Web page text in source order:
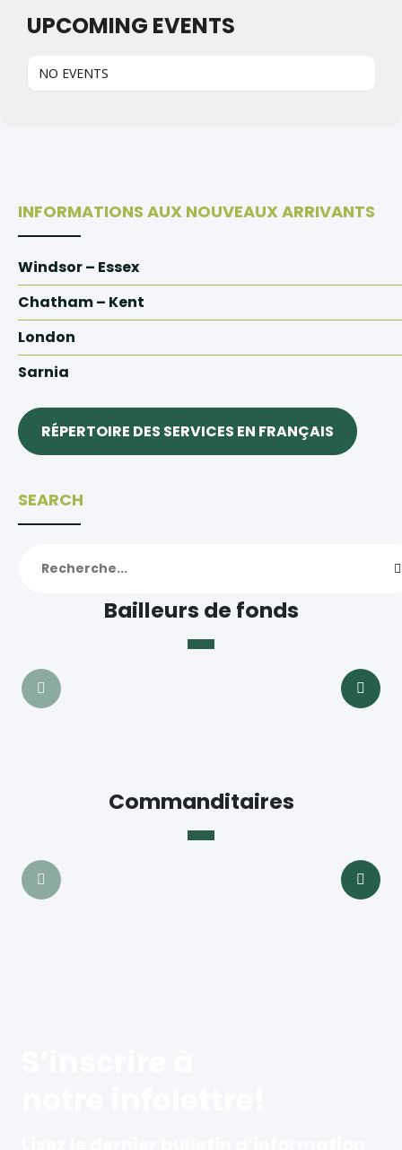
UPCOMING EVENTS
NO EVENTS
INFORMATIONS AUX NOUVEAUX ARRIVANTS
Windsor – Essex
Chatham – Kent
London
Sarnia
RÉPERTOIRE DES SERVICES EN FRANÇAIS
SEARCH
Bailleurs de fonds
Commanditaires